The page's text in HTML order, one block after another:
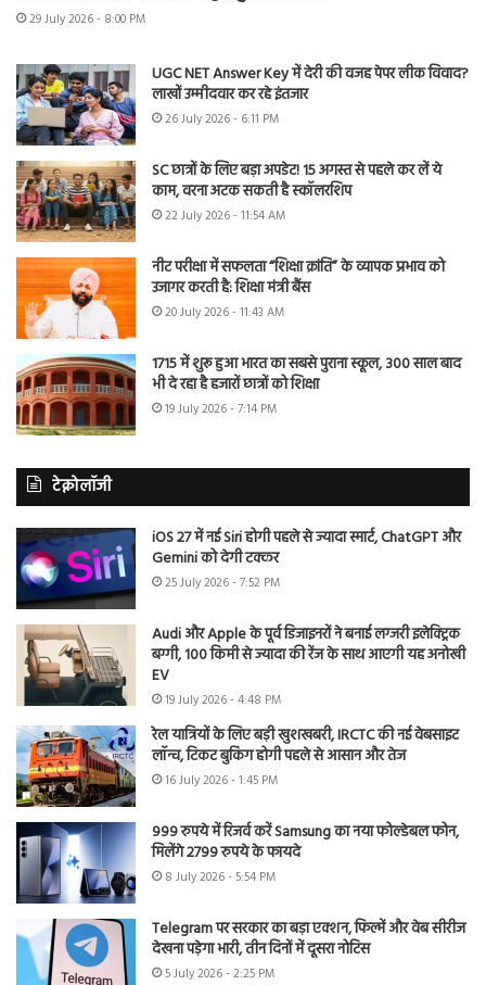
29 July 2026 - 8:00 PM
UGC NET Answer Key में देरी की वजह पेपर लीक विवाद?
लाखों उम्मीदवार कर रहे इंतजार
26 July 2026 - 6:11 PM
SC छात्रों के लिए बड़ा अपडेट! 15 अगस्त से पहले कर लें ये
काम, वरना अटक सकती है स्कॉलरशिप
22 July 2026 - 11:54 AM
नीट परीक्षा में सफलता “शिक्षा क्रांति” के व्यापक प्रभाव को
उजागर करती है: शिक्षा मंत्री बैंस
20 July 2026 - 11:43 AM
1715 में शुरू हुआ भारत का सबसे पुराना स्कूल, 300 साल बाद
भी दे रहा है हजारों छात्रों को शिक्षा
19 July 2026 - 7:14 PM
टेक्नोलॉजी
iOS 27 में नई Siri होगी पहले से ज्यादा स्मार्ट, ChatGPT और
Gemini को देगी टक्कर
25 July 2026 - 7:52 PM
Audi और Apple के पूर्व डिजाइनरों ने बनाई लग्जरी इलेक्ट्रिक
बग्गी, 100 किमी से ज्यादा की रेंज के साथ आएगी यह अनोखी
EV
19 July 2026 - 4:48 PM
रेल यात्रियों के लिए बड़ी खुशखबरी, IRCTC की नई वेबसाइट
लॉन्च, टिकट बुकिंग होगी पहले से आसान और तेज
16 July 2026 - 1:45 PM
999 रुपये में रिजर्व करें Samsung का नया फोल्डेबल फोन,
मिलेंगे 2799 रुपये के फायदे
8 July 2026 - 5:54 PM
Telegram पर सरकार का बड़ा एक्शन, फिल्में और वेब सीरीज
देखना पड़ेगा भारी, तीन दिनों में दूसरा नोटिस
5 July 2026 - 2:25 PM